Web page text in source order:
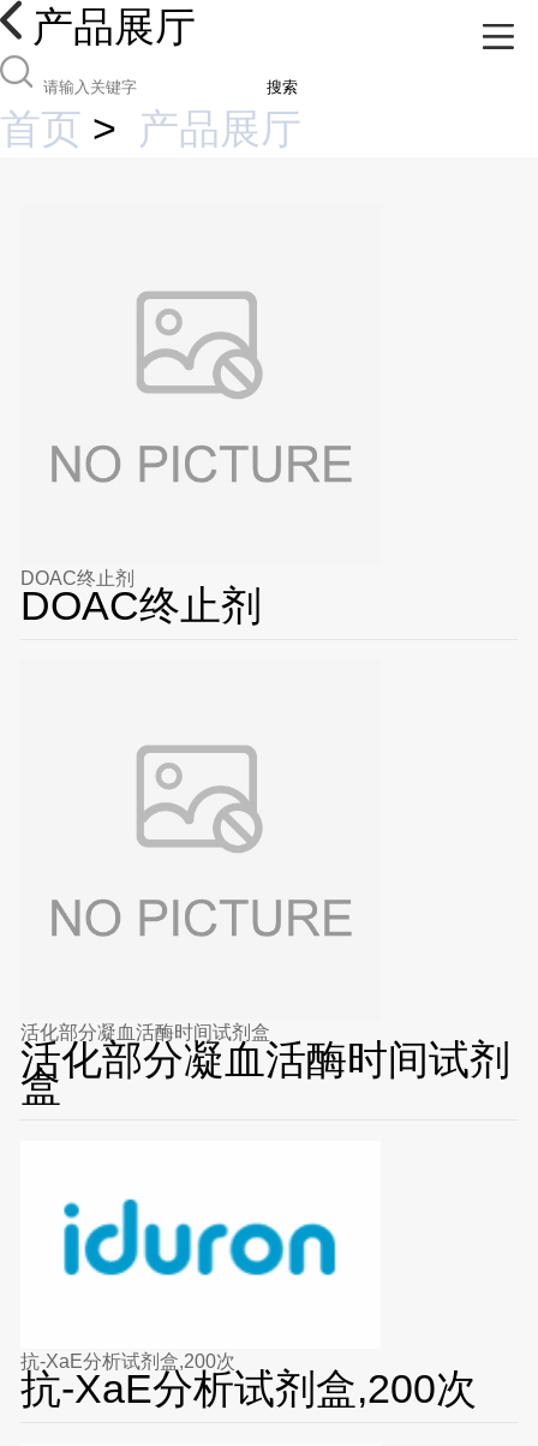
产品展厅
搜索
首页 > 产品展厅
DOAC终止剂
DOAC终止剂
活化部分凝血活酶时间试剂盒
活化部分凝血活酶时间试剂
盒
抗-XaE分析试剂盒,200次
抗-XaE分析试剂盒,200次